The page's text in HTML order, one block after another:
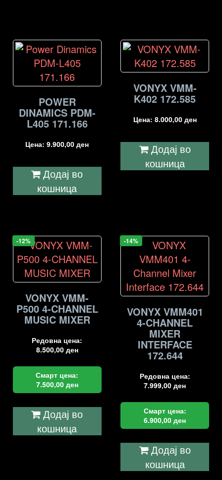
POWER
DINAMICS PDM-
L405 171.166
Цена:9.900,00ден
Додај во
кошница
VONYX VMM-
K402 172.585
Цена: 8.000,00 ден
Додај во
кошница
-12%
VONYX VMM-
P500 4-CHANNEL
MUSIC MIXER
Редовна цена:
8.500,00 ден
Смарт цена:
7.500,00 ден
Додај во
кошница
-14%
VONYX VMM401
4-CHANNEL
MIXER
INTERFACE
172.644
Редовна цена:
7.999,00ден
Смарт цена:
6.900,00ден
Додај во
кошница